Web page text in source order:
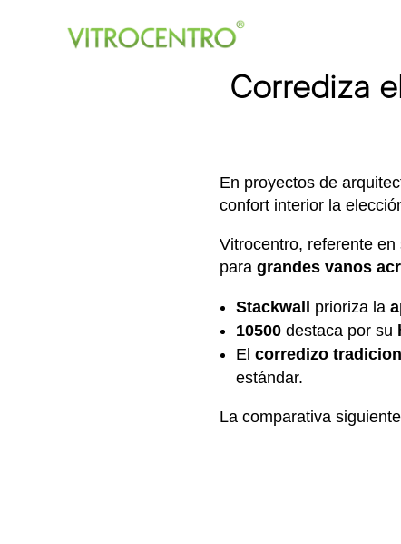
Corrediza
En proyectos de
confort interior la
Vitrocentro, referente
para grandes vanos
Stackwall prioriza la
10500destaca por su
El corredizo
estándar.
La comparativa